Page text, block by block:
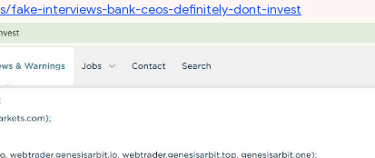
fake-interviews-bank-ceos-definitely-dont-invest